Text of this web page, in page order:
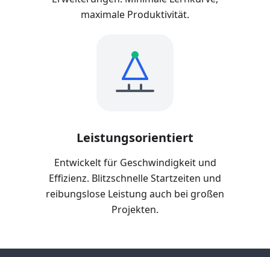
maximale Produktivität.
Leistungsorientiert
Entwickelt für Geschwindigkeit und
Effizienz. Blitzschnelle Startzeiten und
reibungslose Leistung auch bei großen
Projekten.